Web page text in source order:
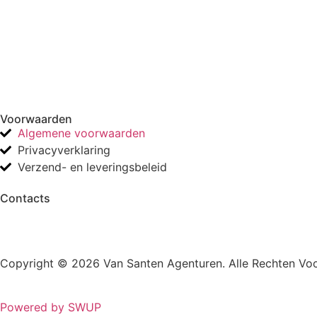
Voorwaarden
Algemene voorwaarden
Privacyverklaring
Verzend- en leveringsbeleid
Contacts
Copyright © 2026 Van Santen Agenturen. Alle Rechten
Powered by SWUP